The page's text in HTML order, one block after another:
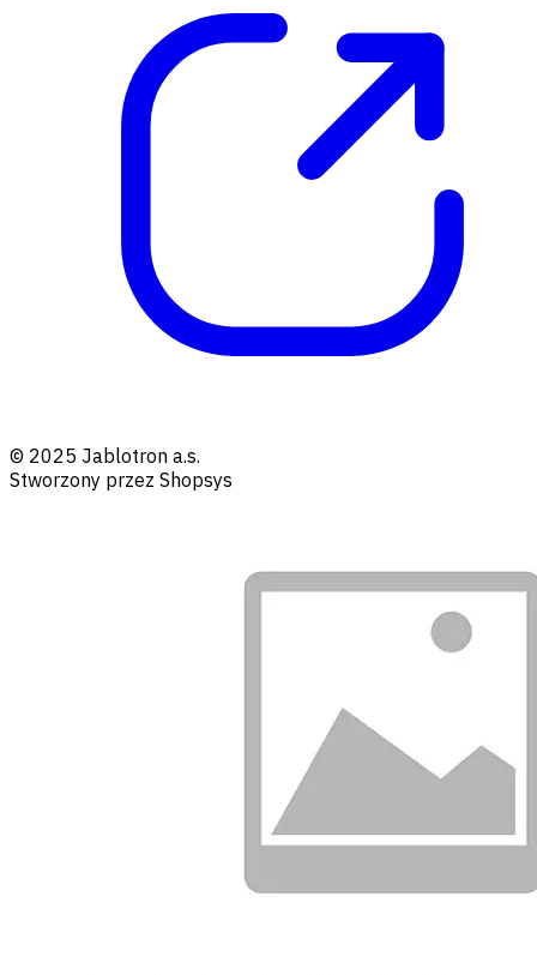
© 2025 Jablotron a.s.
Stworzony przez Shopsys